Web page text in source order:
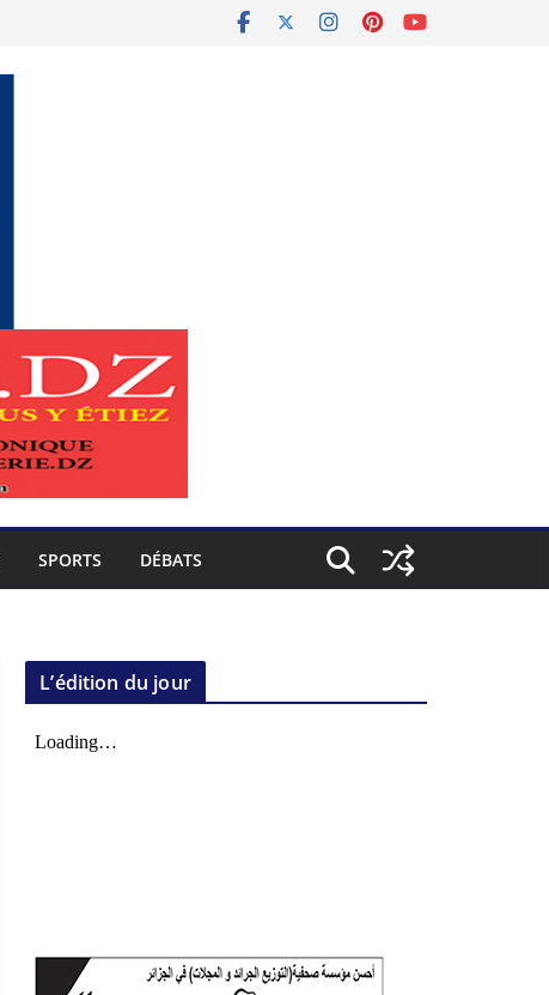
SPORTS DÉBATS
L’édition du jour